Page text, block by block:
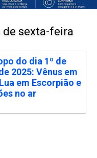
sexta-feira
do dia 1º de
2025: Vênus em
em Escorpião e
no ar